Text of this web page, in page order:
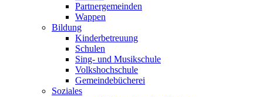
Partnergemeinden
Wappen
Bildung
Kinderbetreuung
Schulen
Sing- und Musikschule
Volkshochschule
Gemeindebücherei
Soziales